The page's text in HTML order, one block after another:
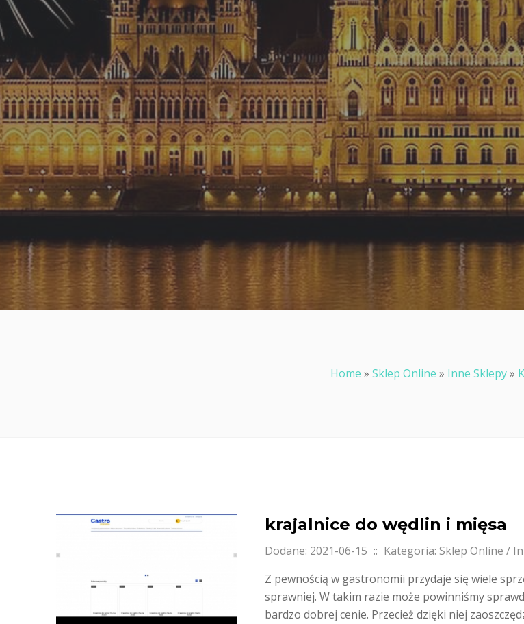
Home »Sklep Online » Inne Sklepy»
krajalnice do wędlin i mięsa
Dodane: 2021-06-15 :: Kategoria: Sklep Online /
Z pewnością w gastronomii przydaje się wiele
sprawniej. W takim razie może powinniśmy
bardzo dobrej cenie. Przecież dzięki niej